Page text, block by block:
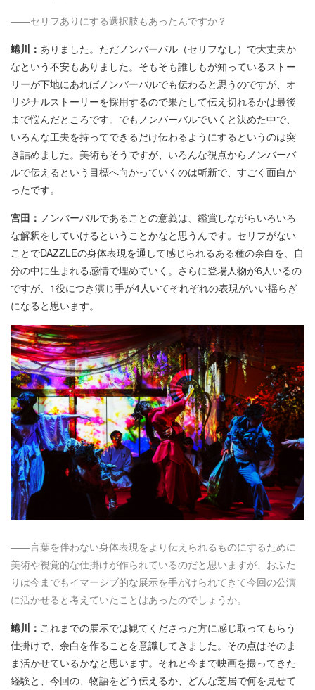
――セリフありにする選択肢もあったんですか？
蜷川： ありました。ただノンバーバル（セリフなし）で大丈夫か
なという不安もありました。そもそも誰しもが知っているストー
リーが下地にあればノンバーバルでも伝わると思うのですが、オ
リジナルストーリーを採用するので果たして伝え切れるかは最後
まで悩んだところです。でもノンバーバルでいくと決めた中で、
いろんな工夫を持ってできるだけ伝わるようにするというのは突
き詰めました。美術もそうですが、いろんな視点からノンバーバ
ルで伝えるという目標へ向かっていくのは斬新で、すごく面白か
ったです。
宮田： ノンバーバルであることの意義は、鑑賞しながらいろいろ
な解釈をしていけるということかなと思うんです。セリフがない
ことでDAZZLEの身体表現を通して感じられるある種の余白を、自
分の中に生まれる感情で埋めていく。さらに登場人物が6人いるの
ですが、1役につき演じ手が4人いてそれぞれの表現がいい揺らぎ
になると思います。
――言葉を伴わない身体表現をより伝えられるものにするために
美術や視覚的な仕掛けが作られているのだと思いますが、おふた
りは今までもイマーシブ的な展示を手がけられてきて今回の公演
に活かせると考えていたことはあったのでしょうか。
蜷川： これまでの展示では観てくださった方に感じ取ってもらう
仕掛けで、余白を作ることを意識してきました。その点はそのま
ま活かせているかなと思います。それと今まで映画を撮ってきた
経験と、今回の、物語をどう伝えるか、どんな芝居で何を見せて